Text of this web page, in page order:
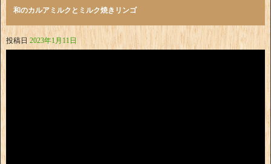
和のカルアミルクとミルク焼きリンゴ
投稿日 2023年1月11日